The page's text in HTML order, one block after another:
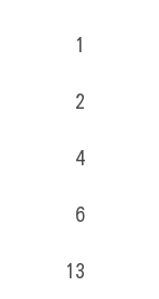
1
2
4
6
13